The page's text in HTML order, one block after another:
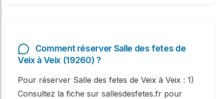
Comment réserver Salle des fetes de
Veix à Veix (19260) ?
Pour réserver Salle des fetes de Veix à Veix : 1)
Consultez la fiche sur sallesdesfetes.fr pour